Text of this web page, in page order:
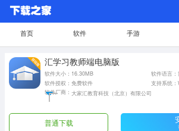
首页 软件 手游
汇学习教师端电脑版
软件大小：16.30MB
软件语言：
软件授权：免费软件
支持系统
软件厂商： 大家汇教育科技（北京）有限公司
普通下载